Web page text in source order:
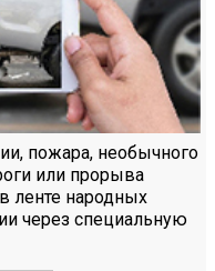
пожара, необычного
или прорыва
ленте народных
через специальную